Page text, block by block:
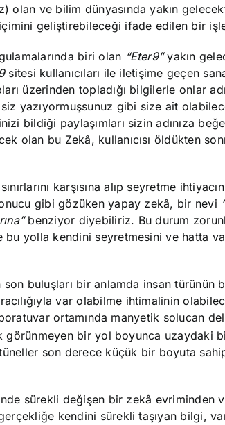
olan ve bilim dünyasında yakın
geliştirebileceği ifade edilen bir
biri olan “Eter9”yakın
sitesi kullanıcıları ile iletişime geçen
üzerinden topladığı bilgilerle onlar
yazıyormuşsunuz gibi size ait
bildiği paylaşımları sizin adınıza
olan bu Zekâ, kullanıcısı öldükten
karşısına alıp seyretme
gibi gözüken yapay zekâ, bir nevi
benziyor diyebiliriz. Bu durum
bu yolla kendini seyretmesini ve hatta
buluşları bir anlamda insan türünün
var olabilme ihtimalinin
ortamında manyetik solucan
görünmeyen bir yol boyunca uzaydaki
son derece küçük bir boyuta
sürekli değişen bir zekâ evriminden
kendini sürekli taşıyan bilgi,